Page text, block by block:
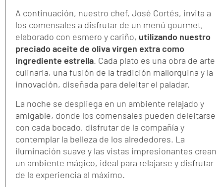
A continuación, nuestro chef, José Cortés, invita a
los comensales a disfrutar de un menú gourmet,
elaborado con esmero y cariño, utilizando nuestro
preciado aceite de oliva virgen extra como
ingrediente estrella. Cada plato es una obra de arte
culinaria, una fusión de la tradición mallorquina y la
innovación, diseñada para deleitar el paladar.
La noche se despliega en un ambiente relajado y
amigable, donde los comensales pueden deleitarse
con cada bocado, disfrutar de la compañía y
contemplar la belleza de los alrededores. La
iluminación suave y las vistas impresionantes crean
un ambiente mágico, ideal para relajarse y disfrutar
de la experiencia al máximo.